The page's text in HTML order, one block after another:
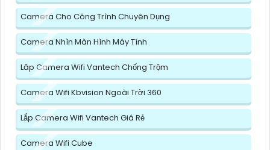
Camera Cho Công Trình Chuyên Dụng
Camera Nhìn Màn Hình Máy Tính
Lăp Camera Wifi Vantech Chống Trộm
Camera Wifi Kbvision Ngoài Trời 360
Lắp Camera Wifi Vantech Giá Rẻ
Camera Wifi Cube